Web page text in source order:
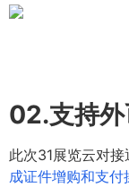
02.支持
此次31展览云对接
成证件增购和支付